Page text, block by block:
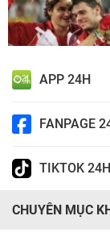
APP 24H
FANPAGE
TIKTOK 24H
CHUYÊN MỤC